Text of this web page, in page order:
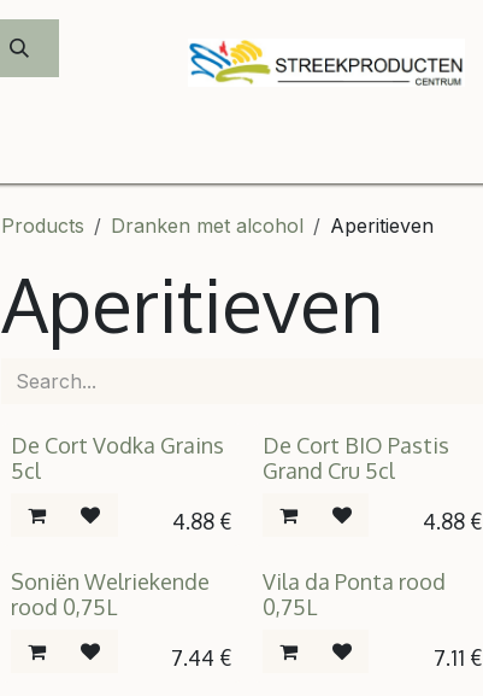
Products Dranken met alcohol Aperitieven
Aperitieven
De Cort Vodka Grains
5cl
4.88€
De Cort BIO Pastis
Grand Cru 5cl
4.88 €
Soniën Welriekende
rood 0,75L
7.44 €
Vila da Ponta rood
0,75L
7.11 €